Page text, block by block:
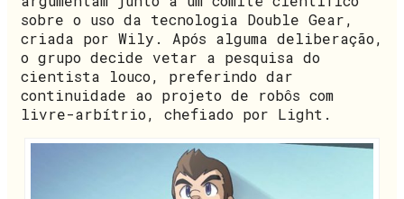
sobre o uso da tecnologia Double Gear,
criada por Wily. Após alguma deliberação,
o grupo decide vetar a pesquisa do
cientista louco, preferindo dar
continuidade ao projeto de robôs com
livre-arbítrio, chefiado por Light.